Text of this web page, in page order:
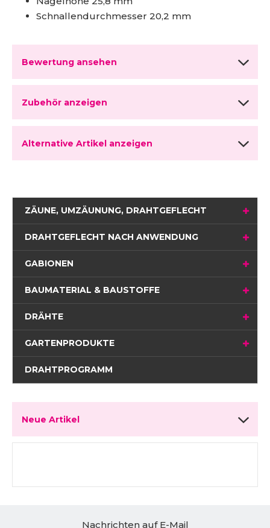
Schnallendurchmesser 20,2 mm
Bewertung ansehen
Zubehör anzeigen
Alternative Artikel anzeigen
ZÄUNE, UMZÄUNUNG, DRAHTGEFLECHT
DRAHTGEFLECHT NACH ANWENDUNG
GABIONEN
BAUMATERIAL & BAUSTOFFE
DRÄHTE
GARTENPRODUKTE
DRAHTPROGRAMM
Neue Artikel
Nachrichten auf E-Mail